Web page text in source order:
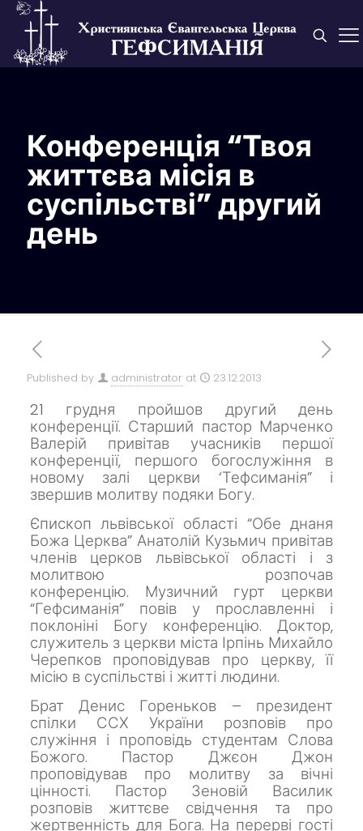
Конференція “Твоя
життєва місія в
суспільстві” другий
день
Published by administrator at 23.12.2013
21 грудня пройшов другий день
конференції. Старший пастор Марченко
Валерій привітав учасників першої
конференції, першого богослужіння в
новому залі церкви ‘Тефсиманія” і
звершив молитву подяки Богу.
Єпископ львівської області “Обе днаня
Божа Церква” Анатолій Кузьмич привітав
членів церков львівської області і з
молитвою розпочав
конференцію. Музичний гурт церкви
“Гефсиманія” повів у прославленні і
поклоніні Богу конференцію.Доктор,
служитель з церкви міста Ірпінь Михайло
Черепков проповідував про церкву, її
місію в суспільстві і житті людини.
Брат Денис Гореньков – президент
спілки ССХ України розповів про
служіння і проповідь студентам Слова
Божого. Пастор Джєон Джон
проповідував про молитву за вічні
цінності. Пастор Зеновій Василик
розповів життєве свідчення та про
жертвенність для Бога. На перерві гості